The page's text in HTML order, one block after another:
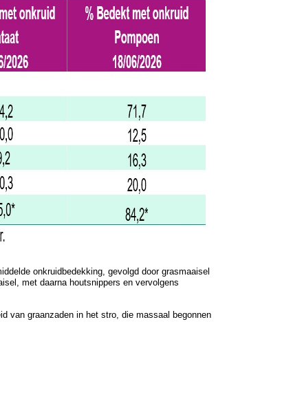
onkruidbedekking, gevolgd door grasmaaisel
met daarna houtsnippers en vervolgens
van graanzaden in het stro, die massaal begonnen